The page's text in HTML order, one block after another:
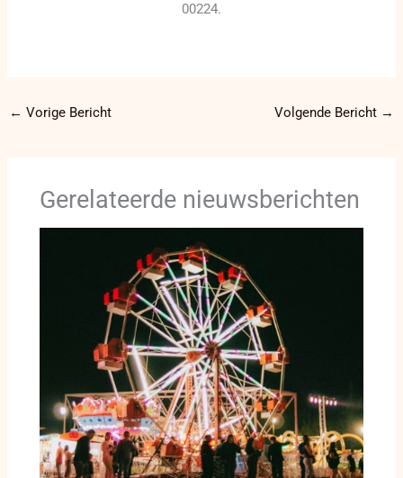
00224.
← Vorige Bericht Volgende Bericht →
Gerelateerde nieuwsberichten